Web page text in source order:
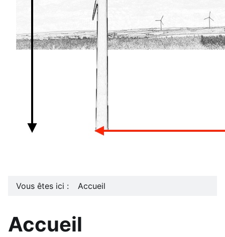
Vous êtes ici : Accueil
Accueil